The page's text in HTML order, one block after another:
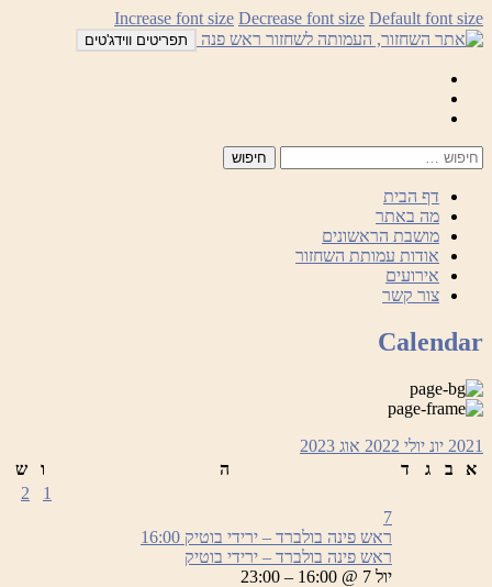
לדלג
לתוכן
Increase font size Decrease font size Default font size
תפריטים ווידג'טים
דף הבית
מה באתר
מושבת הראשונים
אודות עמותת השחזור
אירועים
צור קשר
Calendar
2021 יונ יולי 2022 אוג 2023
א
ב ג ד ה ו
ש
1
2
7
ראש פינה בולברד – ירידי בוטיק 16:00
ראש פינה בולברד – ירידי בוטיק
יול 7 @ 16:00 – 23:00